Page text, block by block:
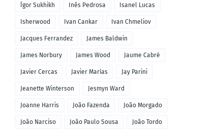
Ígor Sukhikh Inês Pedrosa Isanel Lucas
Isherwood Ivan Cankar Ivan Chmeliov
Jacques Ferrandez James Baldwin
James Norbury James Wood Jaume Cabré
Javier Cercas Javier Marías Jay Parini
Jeanette Winterson Jesmyn Ward
Joanne Harris João Fazenda João Morgado
João Narciso João Paulo Sousa João Tordo